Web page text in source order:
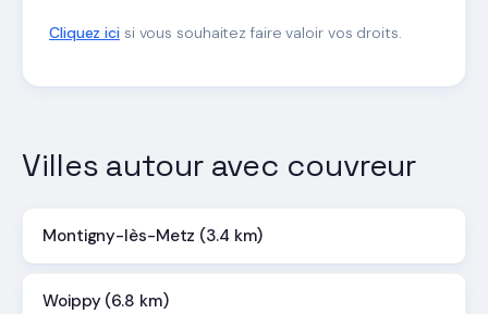
Cliquez icisi vous souhaitez faire valoir vos droits.
Villes autour avec couvreur
Montigny-lès-Metz (3.4 km)
Woippy (6.8 km)